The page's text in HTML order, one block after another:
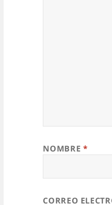
NOMBRE *
CORREO